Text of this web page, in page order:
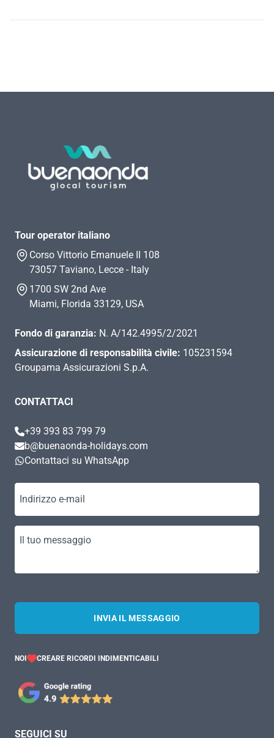
Tour operator italiano
Corso Vittorio Emanuele II 108
73057 Taviano, Lecce - Italy
1700 SW 2nd Ave
Miami, Florida 33129, USA
Fondo di garanzia: N. A/142.4995/2/2021
Assicurazione di responsabilità civile: 105231594
Groupama Assicurazioni S.p.A.
CONTATTACI
+39 393 83 799 79
b@buenaonda-holidays.com
Contattaci su WhatsApp
Indirizzo e-mail
Il tuo messaggio
INVIA IL MESSAGGIO
NOI CREARE RICORDI INDIMENTICABILI
SEGUICI SU